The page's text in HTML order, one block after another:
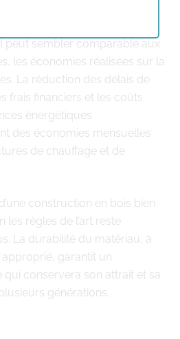
peut sembler comparable aux
les économies réalisées sur la
La réduction des délais de
frais financiers et les coûts
énergétiques
des économies mensuelles
de chauffage et de
construction en bois bien
les règles de l’art reste
La durabilité du matériau, à
approprié, garantit un
qui conservera son attrait et sa
générations.